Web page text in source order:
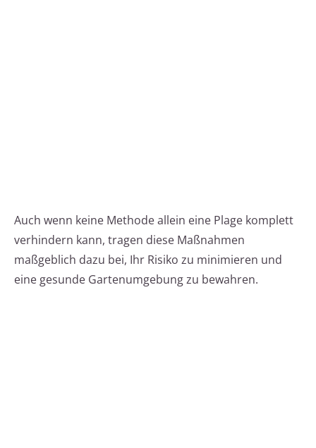
Auch wenn keine Methode allein eine Plage komplett
verhindern kann, tragen diese Maßnahmen
maßgeblich dazu bei, Ihr Risiko zu minimieren und
eine gesunde Gartenumgebung zu bewahren.